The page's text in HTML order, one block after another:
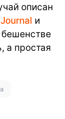
описан
и
а простая